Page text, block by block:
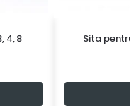
4, 8 Sita